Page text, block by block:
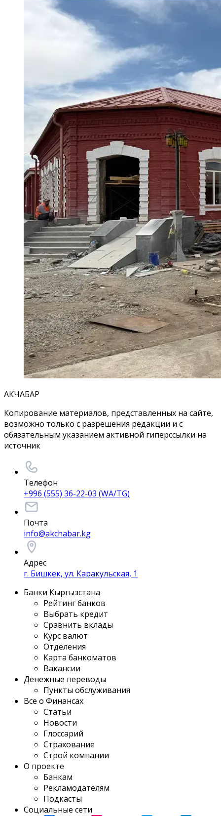
АКЧАБАР
Копирование материалов, представленных на сайте,
возможно только с разрешения редакции и с
обязательным указанием активной гиперссылки на
источник
Телефон
+996 (555) 36-22-03 (WA/TG)
Почта
info@akchabar.kg
Адрес
г. Бишкек, ул. Каракульская, 1
Банки Кыргызстана
Рейтинг банков
Выбрать кредит
Сравнить вклады
Курс валют
Отделения
Карта банкоматов
Вакансии
Денежные переводы
Пункты обслуживания
Все о Финансах
Статьи
Новости
Глоссарий
Страхование
Строй компании
О проекте
Банкам
Рекламодателям
Подкасты
Социальные сети